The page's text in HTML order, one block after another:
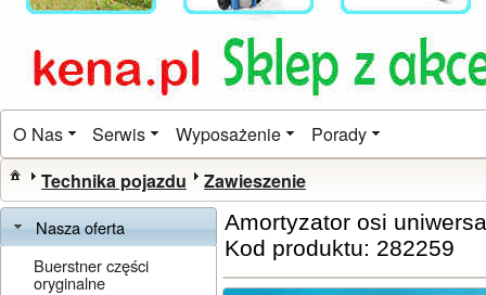
O Nas Serwis Wyposażenie Porady
Technika pojazdu Zawieszenie
Nasza oferta
Buerstner części
oryginalne
Amortyzator osi
Kod produktu: 282259